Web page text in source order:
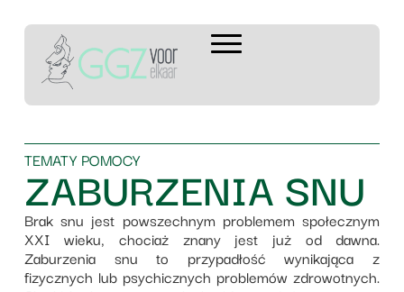
TEMATY POMOCY
ZABURZENIA SNU
Brak snu jest powszechnym problemem społecznym
XXI wieku, chociaż znany jest już od dawna.
Zaburzenia snu to przypadłość wynikająca z
fizycznych lub psychicznych problemów zdrowotnych.